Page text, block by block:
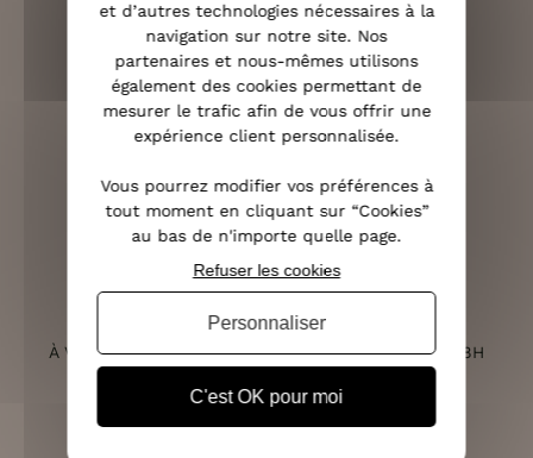
LIVRAISON RAPIDE
OFFERTE DÈS 70€
RETOURS SOUS 14 JOURS
(VOIR LES CONDITIONS)
SERVICE CLIENT
À VOTRE ÉCOUTE DU LUNDI AU SAMEDI DE 10H À 18H
et d’autres technologies nécessaires à la
navigation sur notre site. Nos
partenaires et nous-mêmes utilisons
également des cookies permettant de
mesurer le trafic afin de vous offrir une
expérience client personnalisée.
Vous pourrez modifier vos préférences à
tout moment en cliquant sur “Cookies”
au bas de n'importe quelle page.
C'est OK pour moi
Refuser les cookies
Personnaliser